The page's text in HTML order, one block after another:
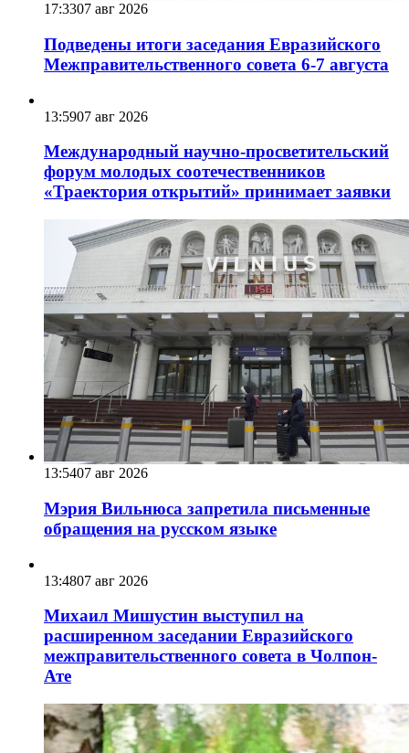
17:3307 авг 2026
Подведены итоги заседания Евразийского
Межправительственного совета 6-7 августа
13:5907 авг 2026
Международный научно-просветительский
форум молодых соотечественников
«Траектория открытий» принимает заявки
13:5407 авг 2026
Мэрия Вильнюса запретила письменные
обращения на русском языке
13:4807 авг 2026
Михаил Мишустин выступил на
расширенном заседании Евразийского
межправительственного совета в Чолпон-
Ате